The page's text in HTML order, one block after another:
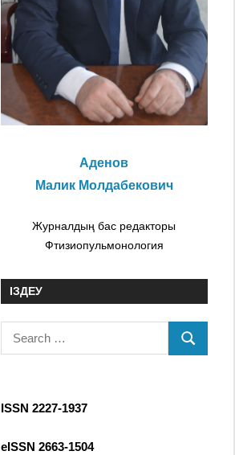
Аденов
Малик Молдабекович
Журналдың бас редакторы
Фтизиопульмонология
ІЗДЕУ
e
c
ISSN 2227-1937
eISSN 2663-1504